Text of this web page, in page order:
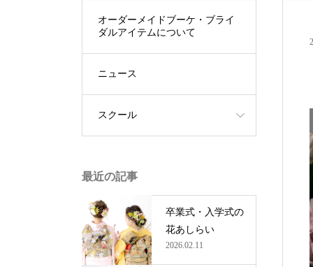
オーダーメイドブーケ・ブライ
ダルアイテムについて
ニュース
スクール
最近の記事
卒業式・入学式の
花あしらい
2026.02.11